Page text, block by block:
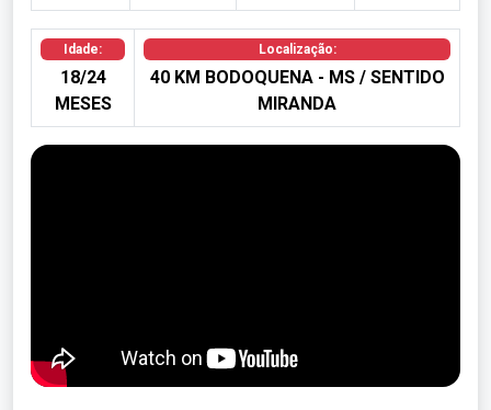
Idade:
18/24
MESES
Localização:
40 KM BODOQUENA - MS / SENTIDO
MIRANDA